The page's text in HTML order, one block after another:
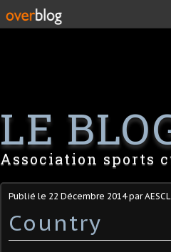
LE
Association sports
Publié le 22 Décembre 2014par AESCL
Country